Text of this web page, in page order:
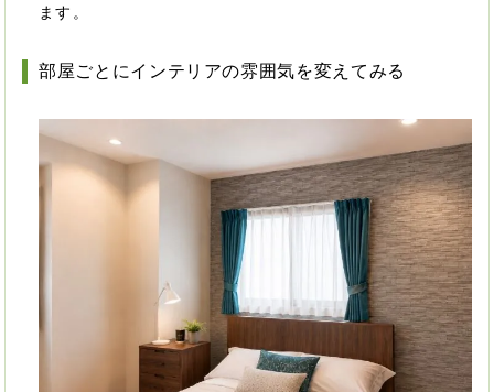
ます。
部屋ごとにインテリアの雰囲気を変えてみる